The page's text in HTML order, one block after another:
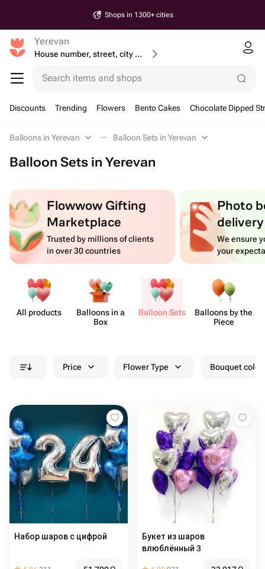
Shops in 1300+ cities
Yerevan
House number, street, city or postcode
Search items and shops
Discounts Trending Flowers Bento Cakes Chocolate Dipped
Balloons in Yerevan Balloon Sets in Yerevan
Balloon Sets in Yerevan
Flowwow Gifting
Marketplace
Trusted by millions of clients
in over 30 countries
Photo
delivery
We ensure
your
All products
Balloons in a
Box
Balloon Sets
Balloons by the
Piece
Price Flower Type Bouquet
Набор шаров с цифрой
Букет из шаров
влюблённый 3